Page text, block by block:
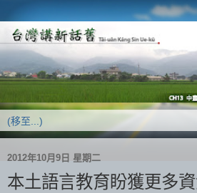
2012年10月9日 星期二
本土語言教育盼獲更多